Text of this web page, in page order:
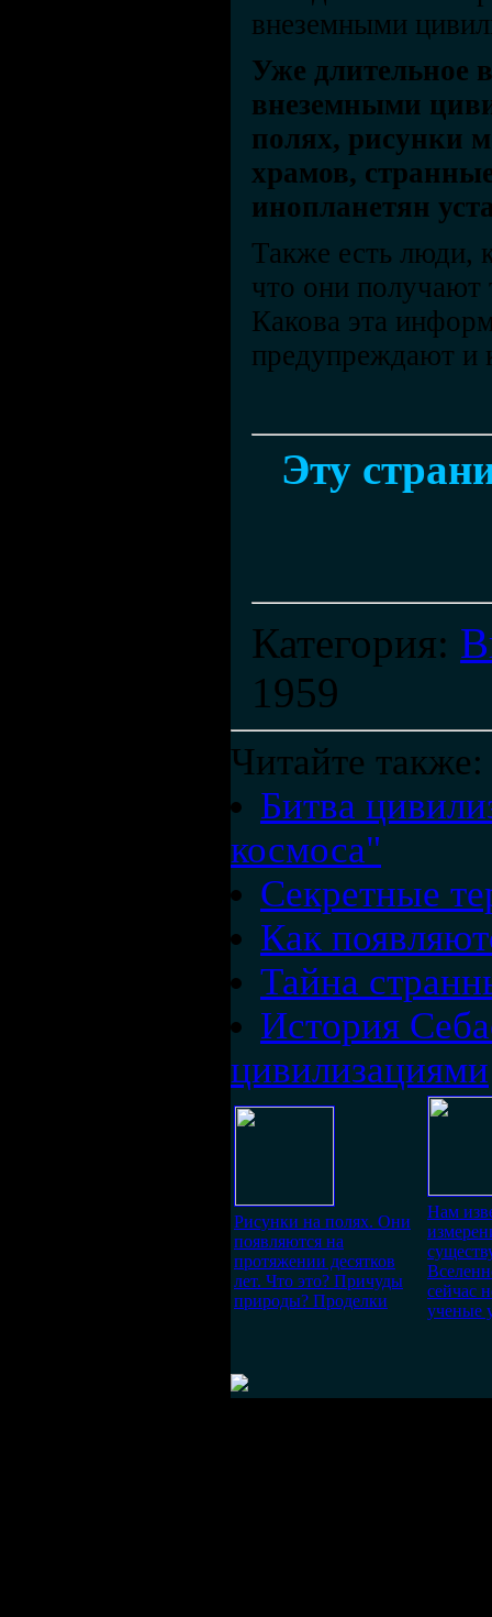
внеземными
Уже длительное
внеземными
полях, рисунки
храмов,
инопланетян
Также есть люди,
что они
Какова эта
предупреждают и
Эту
Категория:
1959
Читайте также:
Битва
космоса"
Секретные
Как
Тайна
История
цивилизациями
Рисунки на полях. Они
появляются на
протяжении десятков
лет. Что это? Причуды
природы? Проделки
Нам
сейчас
ученые